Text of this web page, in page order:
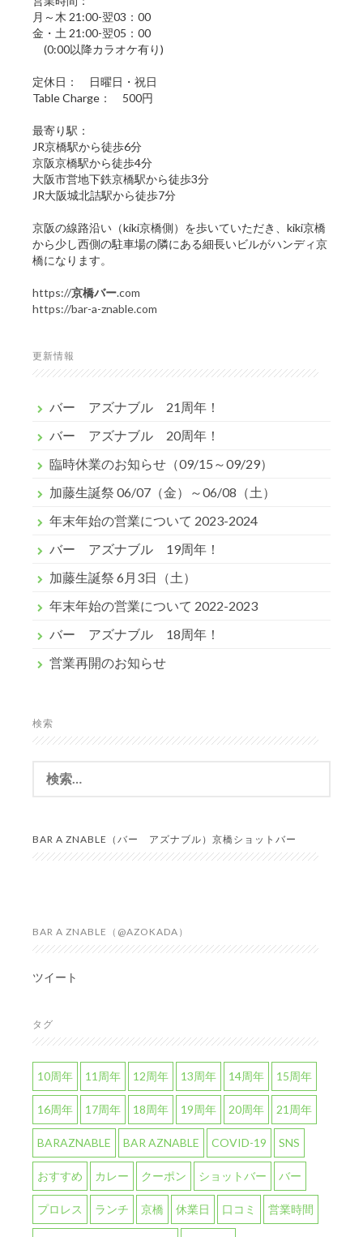
月～木 21:00-翌03：00
金・土 21:00-翌05：00
(0:00以降カラオケ有り)
定休日： 日曜日・祝日
Table Charge： 500円
最寄り駅：
JR京橋駅から徒歩6分
京阪京橋駅から徒歩4分
大阪市営地下鉄京橋駅から徒歩3分
JR大阪城北詰駅から徒歩7分
京阪の線路沿い（kiki京橋側）を歩いていただき、kiki京橋
から少し西側の駐車場の隣にある細長いビルがハンディ京
橋になります。
https://京橋バー.com
https://bar-a-znable.com
更新情報
バー アズナブル 21周年！
バー アズナブル 20周年！
臨時休業のお知らせ（09/15～09/29）
加藤生誕祭 06/07（金）～06/08（土）
年末年始の営業について 2023-2024
バー アズナブル 19周年！
加藤生誕祭 6月3日（土）
年末年始の営業について 2022-2023
バー アズナブル 18周年！
営業再開のお知らせ
検索
BAR A ZNABLE（バー アズナブル）京橋ショットバー
BAR A ZNABLE（@AZOKADA）
ツイート
タグ
10周年 11周年 12周年 13周年 14周年 15周年
16周年 17周年 18周年 19周年 20周年 21周年
BARAZNABLE BAR AZNABLE COVID-19 SNS
おすすめ カレー クーポン ショットバー バー
プロレス ランチ 京橋 休業日 口コミ 営業時間